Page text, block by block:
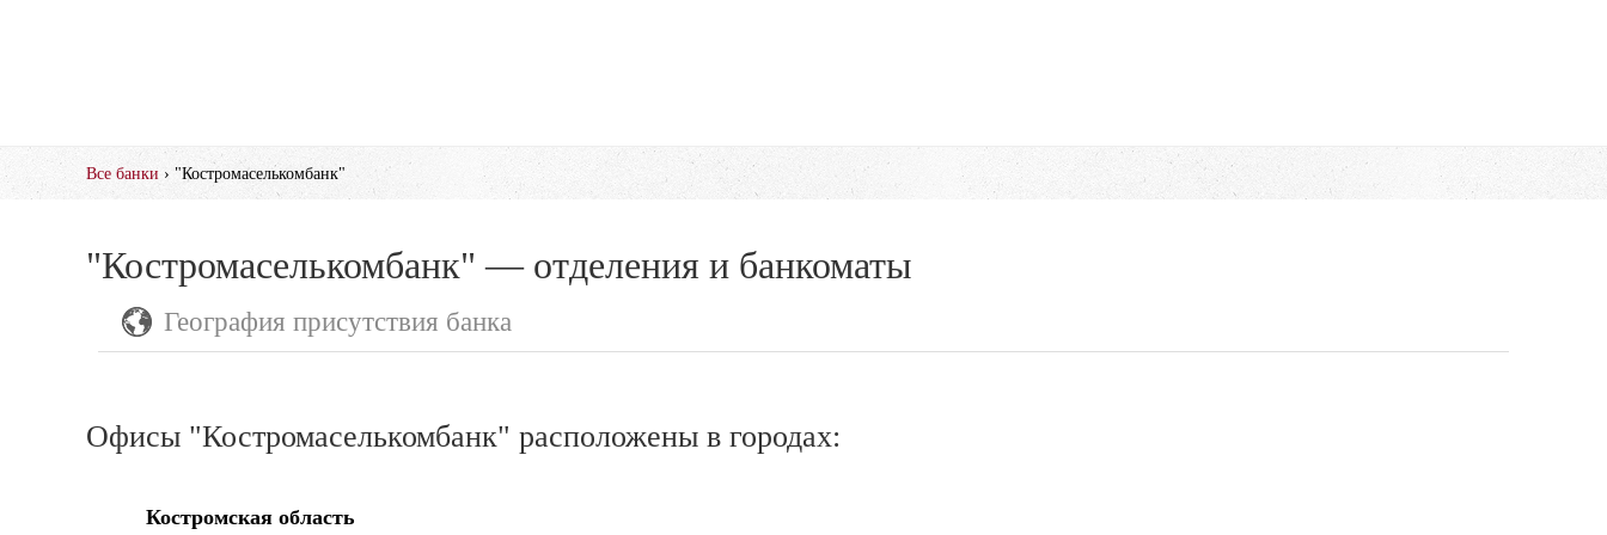
Все банки › "Костромаселькомбанк"
"Костромаселькомбанк" — отделения и банкоматы
География присутствия банка
Офисы "Костромаселькомбанк" расположены в городах:
Костромская область